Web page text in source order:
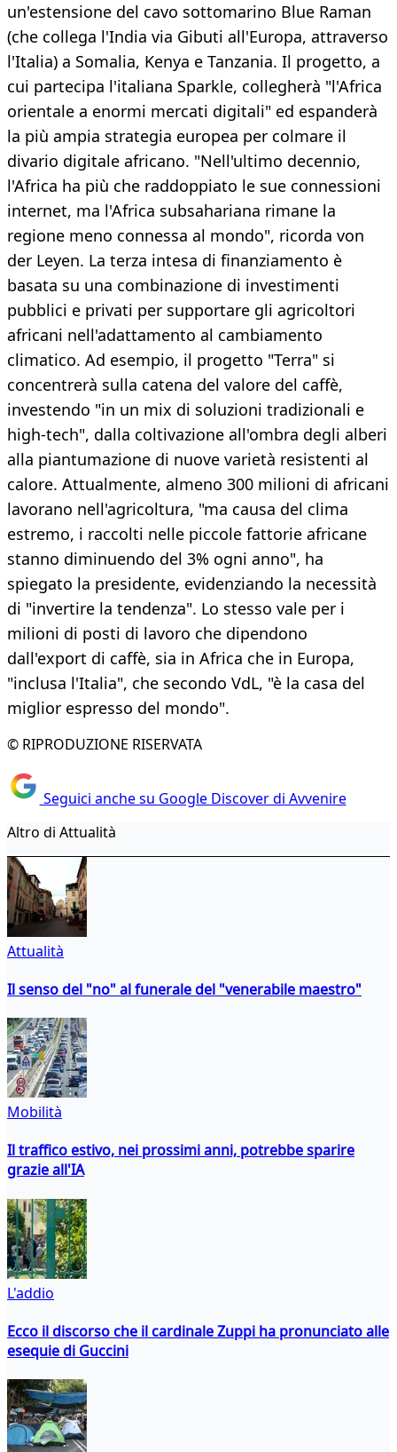
un'estensione del cavo sottomarino Blue Raman
(che collega l'India via Gibuti all'Europa, attraverso
l'Italia) a Somalia, Kenya e Tanzania. Il progetto, a
cui partecipa l'italiana Sparkle, collegherà "l'Africa
orientale a enormi mercati digitali" ed espanderà
la più ampia strategia europea per colmare il
divario digitale africano. "Nell'ultimo decennio,
l'Africa ha più che raddoppiato le sue connessioni
internet, ma l'Africa subsahariana rimane la
regione meno connessa al mondo", ricorda von
der Leyen. La terza intesa di finanziamento è
basata su una combinazione di investimenti
pubblici e privati per supportare gli agricoltori
africani nell'adattamento al cambiamento
climatico. Ad esempio, il progetto "Terra" si
concentrerà sulla catena del valore del caffè,
investendo "in un mix di soluzioni tradizionali e
high-tech", dalla coltivazione all'ombra degli alberi
alla piantumazione di nuove varietà resistenti al
calore. Attualmente, almeno 300 milioni di africani
lavorano nell'agricoltura, "ma causa del clima
estremo, i raccolti nelle piccole fattorie africane
stanno diminuendo del 3% ogni anno", ha
spiegato la presidente, evidenziando la necessità
di "invertire la tendenza". Lo stesso vale per i
milioni di posti di lavoro che dipendono
dall'export di caffè, sia in Africa che in Europa,
"inclusa l'Italia", che secondo VdL, "è la casa del
miglior espresso del mondo".
© RIPRODUZIONE RISERVATA
Seguici anche su Google Discover di Avvenire
Altro di Attualità
Attualità
Il senso del "no" al funerale del "venerabile maestro"
Mobilità
Il traffico estivo, nei prossimi anni, potrebbe sparire
grazie all'IA
L'addio
Ecco il discorso che il cardinale Zuppi ha pronunciato alle
esequie di Guccini